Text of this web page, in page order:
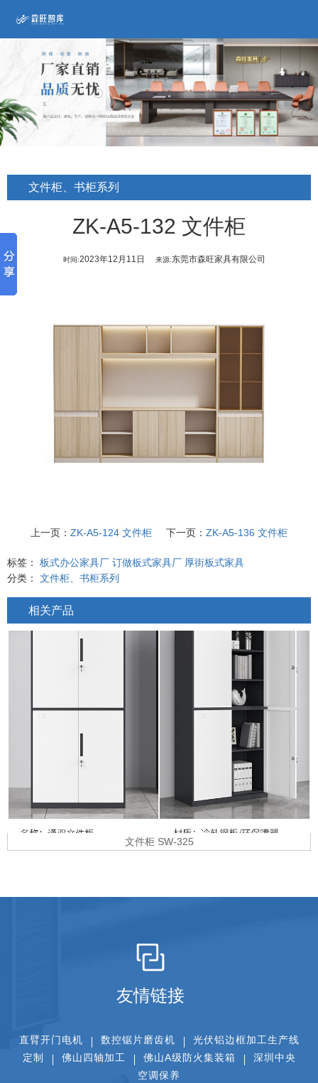
文件柜、书柜系列
ZK-A5-132 文件柜
时间:2023年12月11日 来源:东莞市森旺家具有限公司
上一页： ZK-A5-124 文件柜 下一页： ZK-A5-136 文件柜
标签： 板式办公家具厂 订做板式家具厂 厚街板式家具
分类： 文件柜、书柜系列
相关产品
文件柜 SW-325
友情链接
直臂开门电机 数控锯片磨齿机
光伏铝边框加工生产线
定制
佛山四轴加工 佛山A级防火集装箱
深圳中央
空调保养